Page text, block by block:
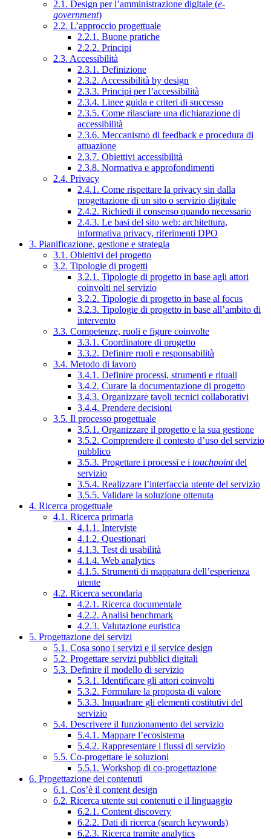
2.1. Design per l’amministrazione digitale (e-
government)
2.2. L’approccio progettuale
2.2.1. Buone pratiche
2.2.2. Principi
2.3. Accessibilità
2.3.1. Definizione
2.3.2. Accessibilità by design
2.3.3. Principi per l’accessibilità
2.3.4. Linee guida e criteri di successo
2.3.5. Come rilasciare una dichiarazione di
accessibilità
2.3.6. Meccanismo di feedback e procedura di
attuazione
2.3.7. Obiettivi accessibilità
2.3.8. Normativa e approfondimenti
2.4. Privacy
2.4.1. Come rispettare la privacy sin dalla
progettazione di un sito o servizio digitale
2.4.2. Richiedi il consenso quando necessario
2.4.3. Le basi del sito web: architettura,
informativa privacy, riferimenti DPO
3. Pianificazione, gestione e strategia
3.1. Obiettivi del progetto
3.2. Tipologie di progetti
3.2.1. Tipologie di progetto in base agli attori
coinvolti nel servizio
3.2.2. Tipologie di progetto in base al focus
3.2.3. Tipologie di progetto in base all’ambito di
intervento
3.3. Competenze, ruoli e figure coinvolte
3.3.1. Coordinatore di progetto
3.3.2. Definire ruoli e responsabilità
3.4. Metodo di lavoro
3.4.1. Definire processi, strumenti e rituali
3.4.2. Curare la documentazione di progetto
3.4.3. Organizzare tavoli tecnici collaborativi
3.4.4. Prendere decisioni
3.5. Il processo progettuale
3.5.1. Organizzare il progetto e la sua gestione
3.5.2. Comprendere il contesto d’uso del servizio
pubblico
3.5.3. Progettare i processi e i touchpointdel
servizio
3.5.4. Realizzare l’interfaccia utente del servizio
3.5.5. Validare la soluzione ottenuta
4. Ricerca progettuale
4.1. Ricerca primaria
4.1.1. Interviste
4.1.2. Questionari
4.1.3. Test di usabilità
4.1.4. Web analytics
4.1.5. Strumenti di mappatura dell’esperienza
utente
4.2. Ricerca secondaria
4.2.1. Ricerca documentale
4.2.2. Analisi benchmark
4.2.3. Valutazione euristica
5. Progettazione dei servizi
5.1. Cosa sono i servizi e il service design
5.2. Progettare servizi pubblici digitali
5.3. Definire il modello di servizio
5.3.1. Identificare gli attori coinvolti
5.3.2. Formulare la proposta di valore
5.3.3. Inquadrare gli elementi costitutivi del
servizio
5.4. Descrivere il funzionamento del servizio
5.4.1. Mappare l’ecosistema
5.4.2. Rappresentare i flussi di servizio
5.5. Co-progettare le soluzioni
5.5.1. Workshop di co-progettazione
6. Progettazione dei contenuti
6.1. Cos’è il content design
6.2. Ricerca utente sui contenuti e il linguaggio
6.2.1. Content discovery
6.2.2. Dati di ricerca (search keywords)
6.2.3. Ricerca tramite analytics